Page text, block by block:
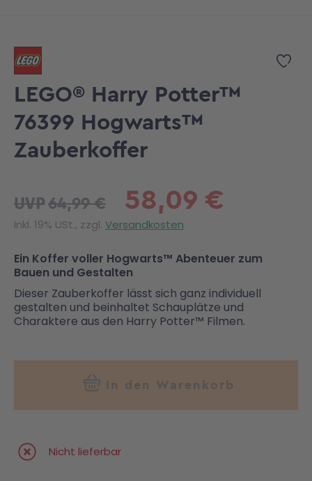
Zur
LEGO® Harry Potter™
76399 Hogwarts™
Zauberkoffer
58,09 €
UVP64,99 €
Inkl. 19% USt., zzgl. Versandkosten
Ein Koffer voller Hogwarts™ Abenteuer zum
Bauen und Gestalten
Dieser Zauberkoffer lässt sich ganz individuell
gestalten und beinhaltet Schauplätze und
Charaktere aus den Harry Potter™ Filmen.
In den Warenkorb
Nicht lieferbar